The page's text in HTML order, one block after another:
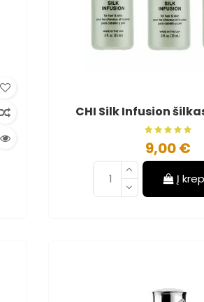
CHI Silk Infusion
9,00 €
Į